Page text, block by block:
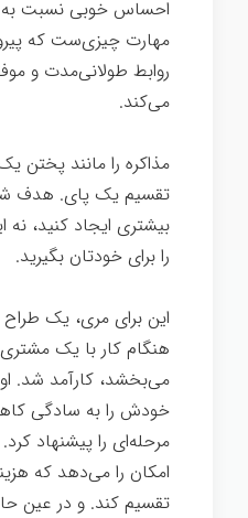
احساس خوبی نسبت به
مهارت چیزی‌ست که
روابط طولانی‌مدت و
می‌کند.
مذاکره را مانند پختن
تقسیم یک پای. هدف
بیشتری ایجاد کنید، نه
را برای خودتان بگیرید.
این برای مری، یک
هنگام کار با یک
می‌بخشد، کارآمد شد.
خودش را به سادگی
مرحله‌ای را پیشنهاد
امکان را می‌دهد که
تقسیم کند. و در عین